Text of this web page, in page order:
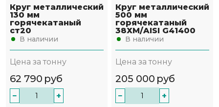
Круг металлический
130 мм
горячекатаный
ст20
В наличии
Цена за тонну
62 790 руб
− +
Круг металлический
500 мм
горячекатаный
38ХМ/AISI G41400
В наличии
Цена за тонну
205 000 руб
− +